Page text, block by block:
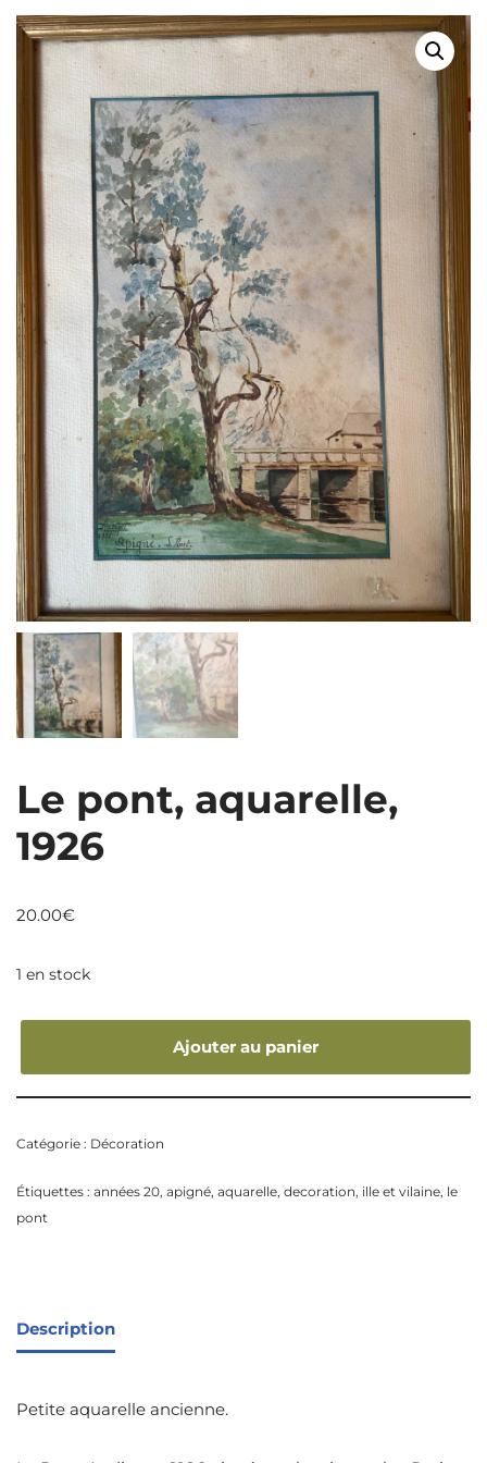
Le pont, aquarelle,
1926
20.00€
1 en stock
Ajouter au panier
Catégorie : Décoration
Étiquettes : années 20, apigné, aquarelle, decoration, ille et vilaine, le
pont
Description
Petite aquarelle ancienne.